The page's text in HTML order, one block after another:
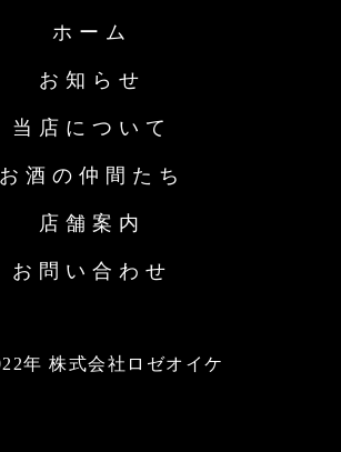
ホーム
お知らせ
当店について
お酒の仲間たち
店舗案内
お問い合わせ
年 株式会社ロゼオイケ